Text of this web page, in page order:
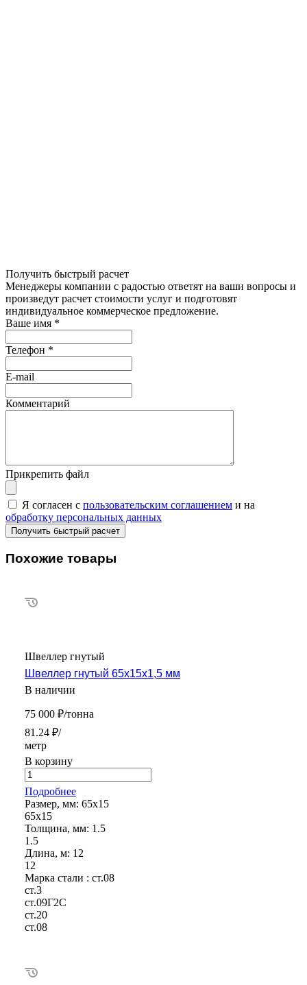
Получить быстрый расчет
Менеджеры компании с радостью ответят на ваши вопросы и
произведут расчет стоимости услуг и подготовят
индивидуальное коммерческое предложение.
Ваше имя *
Телефон *
E-mail
Комментарий
Прикрепить файл
Я согласен с пользовательским соглашением и на
обработку персональных данных
Похожие товары
Швеллер гнутый
Швеллер гнутый 65х15х1,5 мм
В наличии
75 000 ₽/тонна
81.24 ₽/
метр
В корзину
Подробнее
Размер, мм: 65х15
65х15
Толщина, мм: 1.5
1.5
Длина, м: 12
12
Марка стали : ст.08
ст.3
ст.09Г2С
ст.20
ст.08